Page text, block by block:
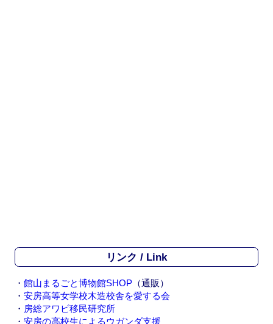
リンク / Link
・ 館山まるごと博物館SHOP （通販）
・ 安房高等女学校木造校舎を愛する会
・ 房総アワビ移民研究所
・ 安房の高校生によるウガンダ支援